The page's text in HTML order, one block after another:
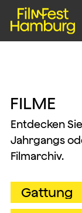
FILME
Entdecken
Jahrgangs
Filmarchiv.